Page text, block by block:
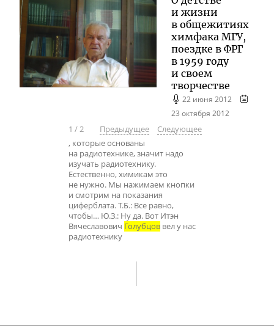
и жизни
в общежитиях
химфака МГУ,
поездке в ФРГ
в 1959 году
и своем
творчестве
22 июня 2012
23 октября 2012
1 /2 Предыдущее
Следующее
, которые основаны
на радиотехнике, значит надо
изучать радиотехнику.
Естественно, химикам это
не нужно. Мы нажимаем кнопки
и смотрим на показания
циферблата. Т.Б.: Все равно,
чтобы… Ю.З.: Ну да. Вот Итэн
Вячеславович Голубцов вел у нас
радиотехнику